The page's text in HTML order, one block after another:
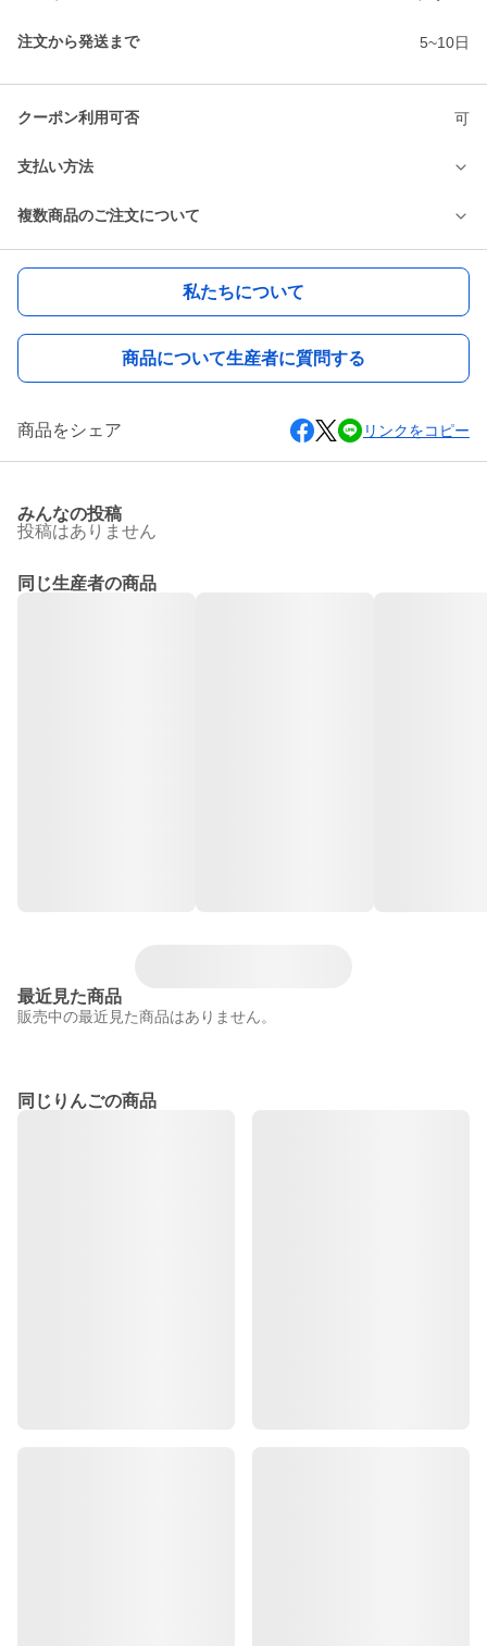
注文から発送まで 5~10日
クーポン利用可否 可
支払い方法
複数商品のご注文について
私たちについて
商品について生産者に質問する
商品をシェア リンクをコピー
みんなの投稿
投稿はありません
同じ生産者の商品
最近見た商品
販売中の最近見た商品はありません。
同じりんごの商品